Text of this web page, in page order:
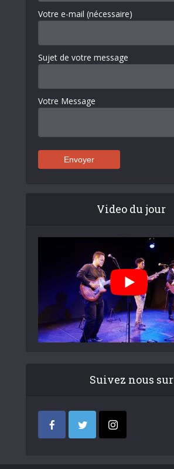
Votre e-mail (nécessaire)
Sujet de votre message
Votre Message
Video du jour
Suivez nous sur